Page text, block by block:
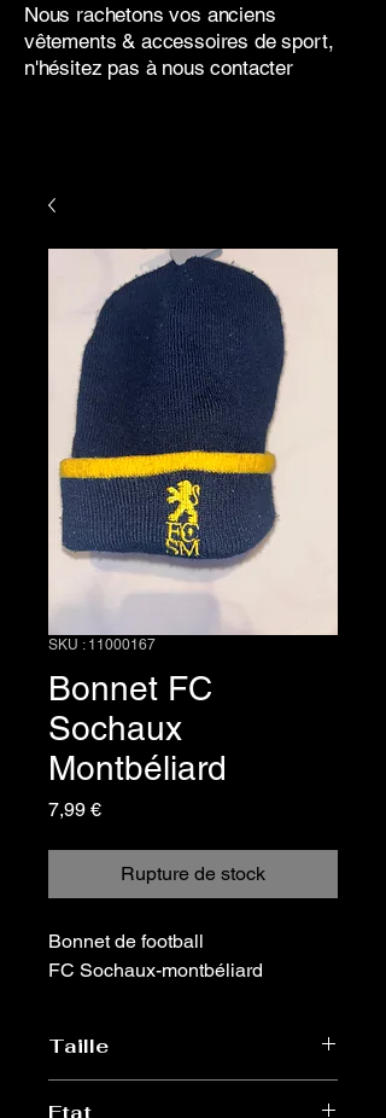
Nous rachetons vos anciens
vêtements & accessoires de sport,
n'hésitez pas à nous contacter
SKU : 11000167
Bonnet FC
Sochaux
Montbéliard
7,99 €Prix
Rupture de stock
Bonnet de football
FC Sochaux-montbéliard
Taille
Etat